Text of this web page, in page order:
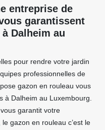
entreprise de
garantissent
Dalheim au
pour rendre votre jardin
professionnelles de
gazon en rouleau vous
à Dalheim au Luxembourg.
garantit votre
gazon en rouleau c’est le